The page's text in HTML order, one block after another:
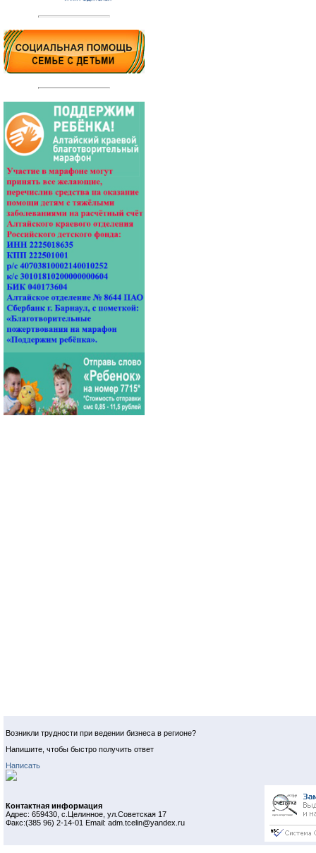
Возникли трудности при ведении бизнеса в регионе?
Напишите, чтобы быстро получить ответ
Написать
Контактная информация
Адрес: 659430, с.Целинное, ул.Советская 17
Факс:(385 96) 2-14-01 Email: adm.tcelin@yandex.ru